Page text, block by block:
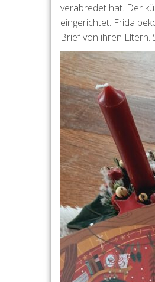
verabredet hat. Der
eingerichtet. Frida
Brief von ihren Eltern.